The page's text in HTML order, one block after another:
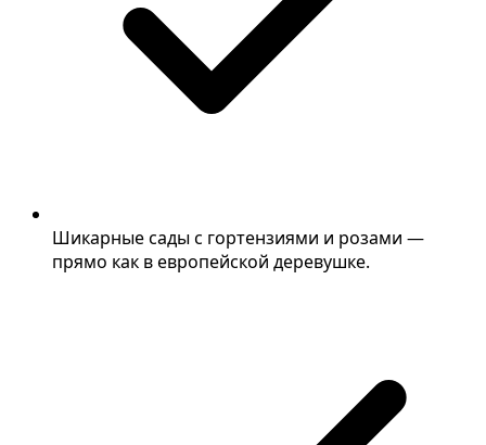
Шикарные сады с гортензиями и розами —
прямо как в европейской деревушке.